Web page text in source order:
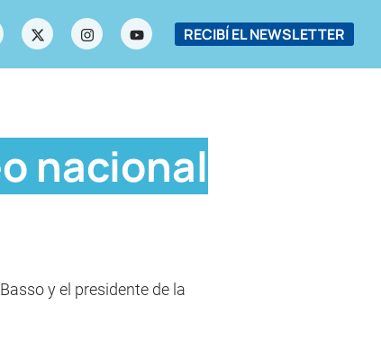
RECIBÍ EL NEWSLETTER
nacional
y el presidente de la